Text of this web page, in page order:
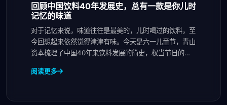
回顾中国饮料40年发展史，总有一款是你儿时
记忆的味道
对于记忆来说，味道往往是最美的，儿时喝过的饮料，至
今回想起来依然觉得津津有味。今天是六一儿童节，青山
资本梳理了中国40年来饮料发展的简史，权当节日的小
段：国人味蕾的开启时代百事可乐在华第一家工厂开业1
阅读更多